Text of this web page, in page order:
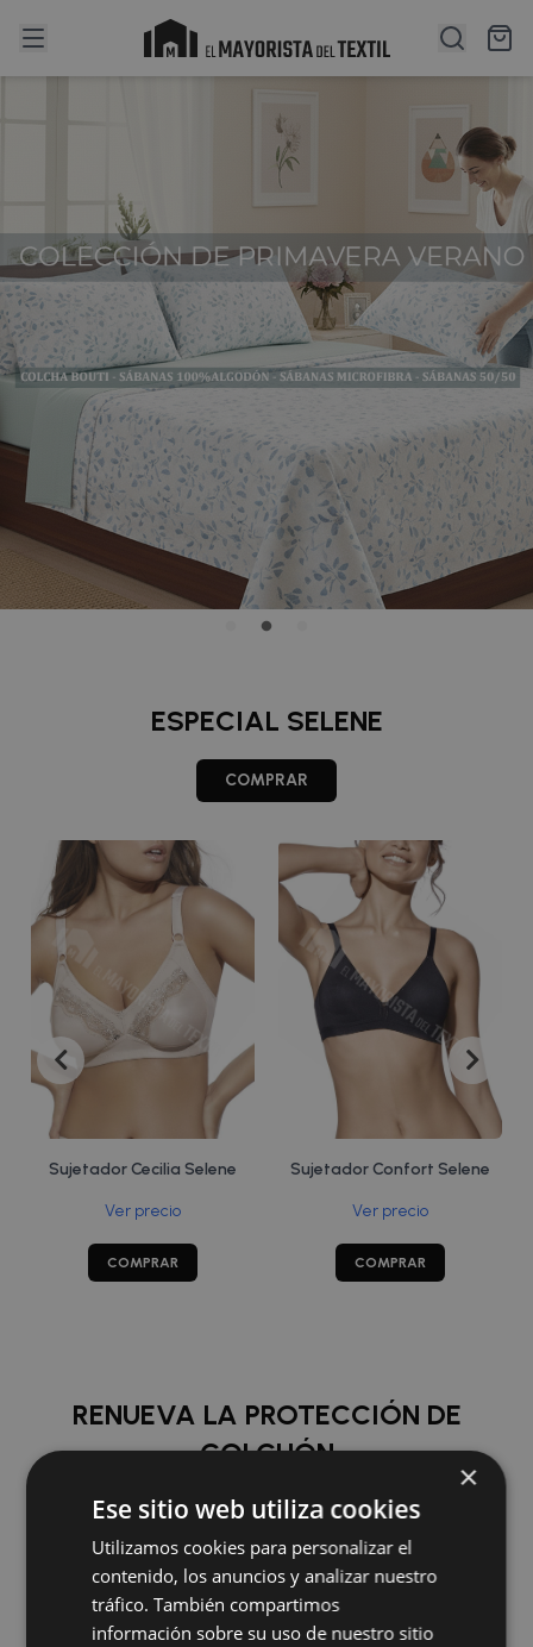
ESPECIAL SELENE
COMPRAR
Sujetador Cecilia Selene
Ver precio
COMPRAR
Sujetador Confort Selene
Ver precio
COMPRAR
RENUEVA LA PROTECCIÓN DE
COLCHÓN
COMPRAR
×
Ese sitio web utiliza cookies
Utilizamos cookies para personalizar el
contenido, los anuncios y analizar nuestro
tráfico. También compartimos
información sobre su uso de nuestro sitio